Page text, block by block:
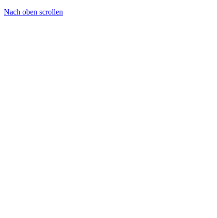
Nach oben scrollen